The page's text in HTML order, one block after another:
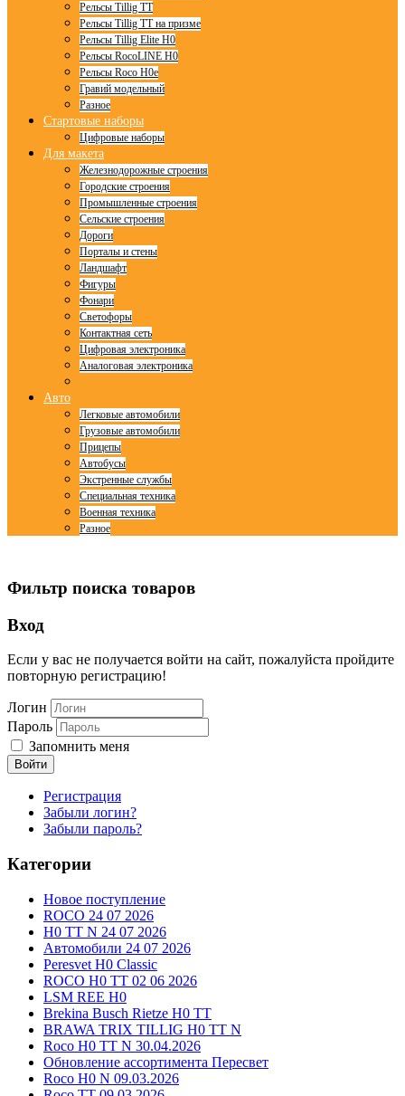
Рельсы Tillig TT
Рельсы Tillig TT на призме
Рельсы Tillig Elite H0
Рельсы RocoLINE H0
Рельсы Roco H0e
Гравий модельный
Разное
Стартовые наборы
Цифровые наборы
Для макета
Железнодорожные строения
Городские строения
Промышленные строения
Сельские строения
Дороги
Порталы и стены
Ландшафт
Фигуры
Фонари
Светофоры
Контактная сеть
Цифровая электроника
Аналоговая электроника
Авто
Легковые автомобили
Грузовые автомобили
Прицепы
Автобусы
Экстренные службы
Специальная техника
Военная техника
Разное
Фильтр поиска товаров
Вход
Если у вас не получается войти на сайт, пожалуйста пройдите
повторную регистрацию!
Логин
Пароль
Запомнить меня
Войти
Регистрация
Забыли логин?
Забыли пароль?
Категории
Новое поступление
ROCO 24 07 2026
H0 TT N 24 07 2026
Автомобили 24 07 2026
Peresvet H0 Classic
ROCO H0 TT 02 06 2026
LSM REE H0
Brekina Busch Rietze H0 TT
BRAWA TRIX TILLIG H0 TT N
Roco H0 TT N 30.04.2026
Обновление ассортимента Пересвет
Roco H0 N 09.03.2026